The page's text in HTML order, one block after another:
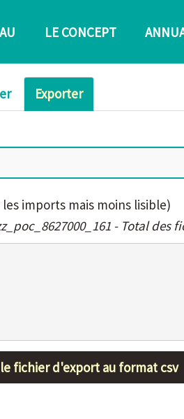
LE CONCEPT
Exporter
imports mais moins lisible)
- Total des
fichier d'export au format csv